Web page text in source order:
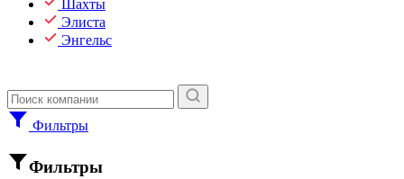
Шахты
Элиста
Энгельс
Фильтры
Фильтры